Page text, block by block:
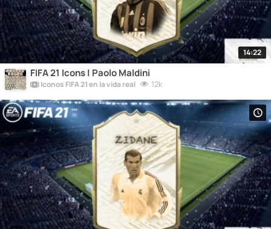
14:22
FIFA 21 Icons | Paolo Maldini
Iconos FIFA 21 en la vida real 12k